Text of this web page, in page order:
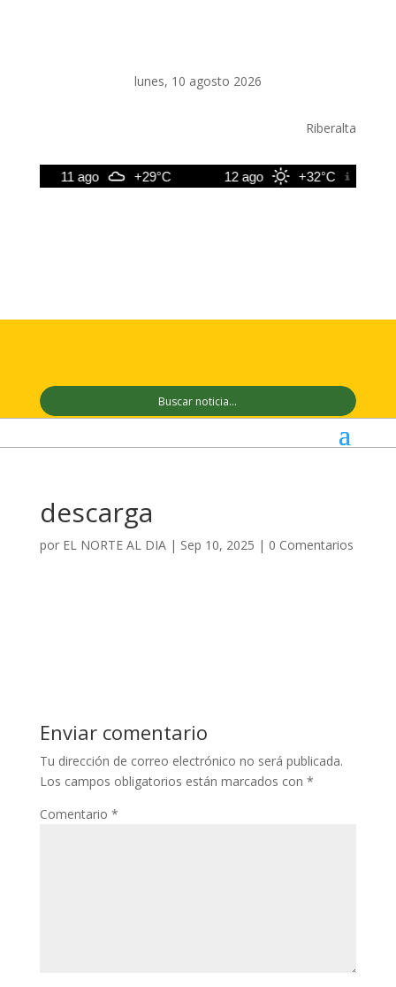
lunes, 10 agosto 2026
Riberalta
11 ago +29°C 12 ago +32°C
descarga
por EL NORTE AL DIA| Sep 10, 2025 | 0 Comentarios
Enviar comentario
Tu dirección de correo electrónico no será publicada.
Los campos obligatorios están marcados con *
Comentario *